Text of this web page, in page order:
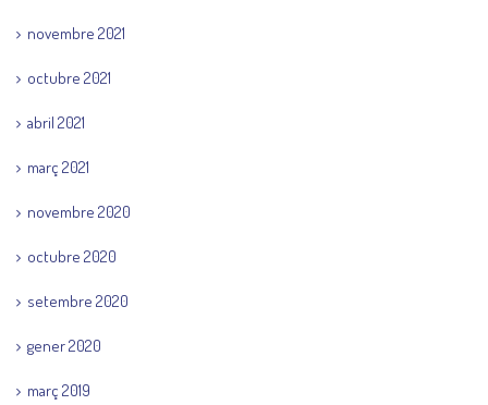
novembre 2021
octubre 2021
abril 2021
març 2021
novembre 2020
octubre 2020
setembre 2020
gener 2020
març 2019